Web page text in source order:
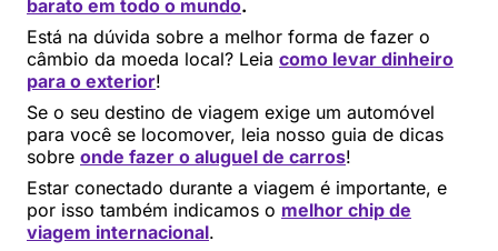
barato em todo o mundo.
Está na dúvida sobre a melhor forma de fazer o
câmbio da moeda local? Leia como levar dinheiro
para o exterior!
Se o seu destino de viagem exige um automóvel
para você se locomover, leia nosso guia de dicas
sobre onde fazer o aluguel de carros!
Estar conectado durante a viagem é importante, e
por isso também indicamos o melhor chip de
viagem internacional.